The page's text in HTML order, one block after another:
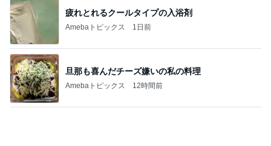
疲れとれるクールタイプの入浴剤
Amebaトピックス 1日前
旦那も喜んだチーズ嫌いの私の料理
Amebaトピックス 12時間前